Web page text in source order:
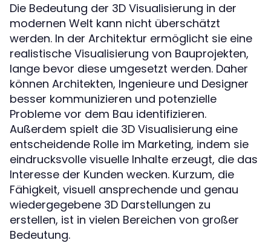
Die Bedeutung der 3D Visualisierung in der
modernen Welt kann nicht überschätzt
werden. In der Architektur ermöglicht sie eine
realistische Visualisierung von Bauprojekten,
lange bevor diese umgesetzt werden. Daher
können Architekten, Ingenieure und Designer
besser kommunizieren und potenzielle
Probleme vor dem Bau identifizieren.
Außerdem spielt die 3D Visualisierung eine
entscheidende Rolle im Marketing, indem sie
eindrucksvolle visuelle Inhalte erzeugt, die das
Interesse der Kunden wecken. Kurzum, die
Fähigkeit, visuell ansprechende und genau
wiedergegebene 3D Darstellungen zu
erstellen, ist in vielen Bereichen von großer
Bedeutung.